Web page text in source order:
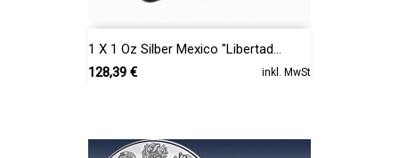
1 X 1 Oz Silber Mexico "Libertad...
Preis
128,39 € inkl. MwSt